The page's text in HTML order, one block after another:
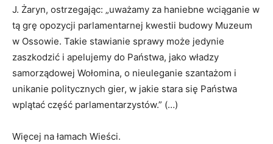
J. Żaryn, ostrzegając: „uważamy za haniebne wciąganie w
tą grę opozycji parlamentarnej kwestii budowy Muzeum
w Ossowie. Takie stawianie sprawy może jedynie
zaszkodzić i apelujemy do Państwa, jako władzy
samorządowej Wołomina, o nieuleganie szantażom i
unikanie politycznych gier, w jakie stara się Państwa
wplątać część parlamentarzystów.” (…)
Więcej na łamach Wieści.